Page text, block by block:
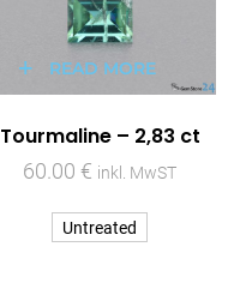
READ MORE
Tourmaline – 2,83 ct
60.00 € inkl. MwST
Untreated